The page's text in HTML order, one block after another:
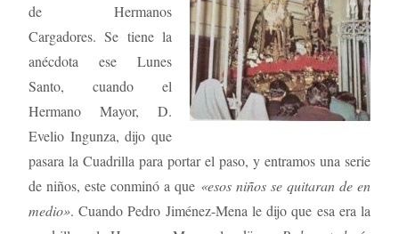
de Hermanos
Cargadores. Se tiene la
anécdota ese Lunes
Santo, cuando el
Hermano Mayor, D.
Evelio Ingunza, dijo que
pasara la Cuadrilla para portar el paso, y entramos una serie
de niños, este conminó a que «esos niños se quitaran de en
medio». Cuando Pedro Jiménez-Mena le dijo que esa era la